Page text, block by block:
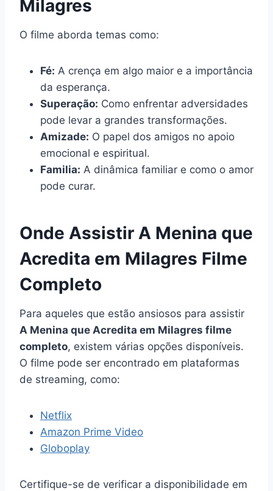
Milagres
O filme aborda temas como:
Fé: A crença em algo maior e a importância
da esperança.
Superação: Como enfrentar adversidades
pode levar a grandes transformações.
Amizade: O papel dos amigos no apoio
emocional e espiritual.
Familia: A dinâmica familiar e como o amor
pode curar.
Onde Assistir A Menina que
Acredita em Milagres Filme
Completo
Para aqueles que estão ansiosos para assistir
A Menina que Acredita em Milagres filme
completo, existem várias opções disponíveis.
O filme pode ser encontrado em plataformas
de streaming, como:
Netflix
Amazon Prime Video
Globoplay
Certifique-se de verificar a disponibilidade em